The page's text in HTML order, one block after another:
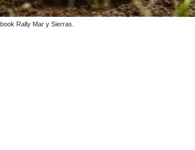
Rally Mar y Sierras.